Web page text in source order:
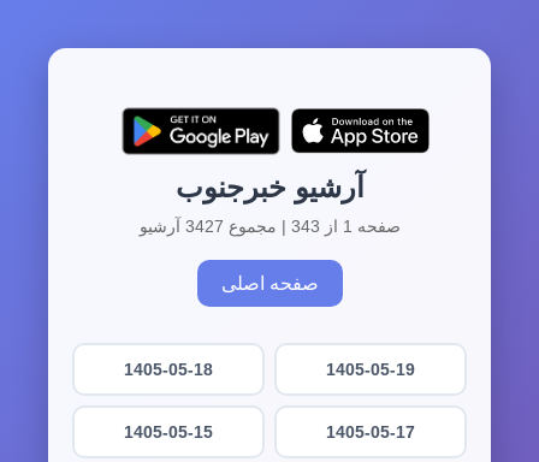
آرشیو خبرجنوب
صفحه 1 از 343 | مجموع 3427 آرشیو
صفحه اصلی
1405-05-19
1405-05-18
1405-05-17
1405-05-15